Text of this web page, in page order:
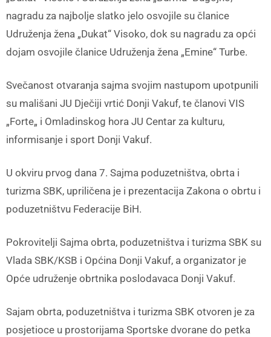
nagradu za najbolje slatko jelo osvojile su članice
Udruženja žena „Dukat“ Visoko, dok su nagradu za opći
dojam osvojile članice Udruženja žena „Emine“ Turbe.
Svečanost otvaranja sajma svojim nastupom upotpunili
su mališani JU Dječiji vrtić Donji Vakuf, te članovi VIS
„Forte„ i Omladinskog hora JU Centar za kulturu,
informisanje i sport Donji Vakuf.
U okviru prvog dana 7. Sajma poduzetništva, obrta i
turizma SBK, upriličena je i prezentacija Zakona o obrtu i
poduzetništvu Federacije BiH.
Pokrovitelji Sajma obrta, poduzetništva i turizma SBK su
Vlada SBK/KSB i Općina Donji Vakuf, a organizator je
Opće udruženje obrtnika poslodavaca Donji Vakuf.
Sajam obrta, poduzetništva i turizma SBK otvoren je za
posjetioce u prostorijama Sportske dvorane do petka